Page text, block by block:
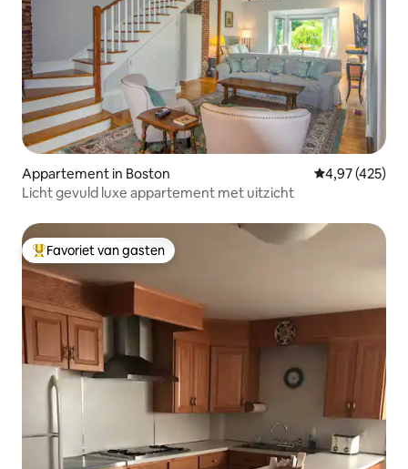
Appartement in Boston Gemiddelde
4,97 (425)
Licht gevuld luxe appartement met uitzicht
Topfavoriet van gasten
Favoriet van gasten